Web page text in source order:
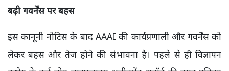
बढ़ी गवर्नेंस पर बहस
इस कानूनी नोटिस के बाद AAAI की कार्यप्रणाली और गवर्नेंस को
लेकर बहस और तेज होने की संभावना है। पहले से ही विज्ञापन